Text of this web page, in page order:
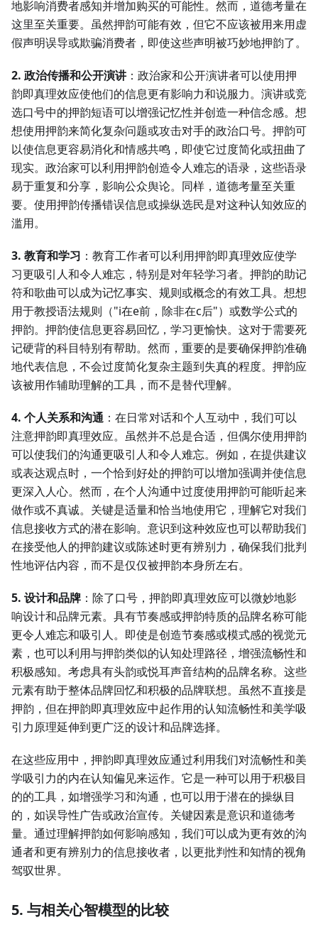
地影响消费者感知并增加购买的可能性。然而，道德考量在
这里至关重要。虽然押韵可能有效，但它不应该被用来用虚
假声明误导或欺骗消费者，即使这些声明被巧妙地押韵了。
2. 政治传播和公开演讲 ：政治家和公开演讲者可以使用押
韵即真理效应使他们的信息更有影响力和说服力。演讲或竞
选口号中的押韵短语可以增强记忆性并创造一种信念感。想
想使用押韵来简化复杂问题或攻击对手的政治口号。押韵可
以使信息更容易消化和情感共鸣，即使它过度简化或扭曲了
现实。政治家可以利用押韵创造令人难忘的语录，这些语录
易于重复和分享，影响公众舆论。同样，道德考量至关重
要。使用押韵传播错误信息或操纵选民是对这种认知效应的
滥用。
3. 教育和学习 ：教育工作者可以利用押韵即真理效应使学
习更吸引人和令人难忘，特别是对年轻学习者。押韵的助记
符和歌曲可以成为记忆事实、规则或概念的有效工具。想想
用于教授语法规则（"i在e前，除非在c后"）或数学公式的
押韵。押韵使信息更容易回忆，学习更愉快。这对于需要死
记硬背的科目特别有帮助。然而，重要的是要确保押韵准确
地代表信息，不会过度简化复杂主题到失真的程度。押韵应
该被用作辅助理解的工具，而不是替代理解。
4. 个人关系和沟通 ：在日常对话和个人互动中，我们可以
注意押韵即真理效应。虽然并不总是合适，但偶尔使用押韵
可以使我们的沟通更吸引人和令人难忘。例如，在提供建议
或表达观点时，一个恰到好处的押韵可以增加强调并使信息
更深入人心。然而，在个人沟通中过度使用押韵可能听起来
做作或不真诚。关键是适量和恰当地使用它，理解它对我们
信息接收方式的潜在影响。意识到这种效应也可以帮助我们
在接受他人的押韵建议或陈述时更有辨别力，确保我们批判
性地评估内容，而不是仅仅被押韵本身所左右。
5. 设计和品牌 ：除了口号，押韵即真理效应可以微妙地影
响设计和品牌元素。具有节奏感或押韵特质的品牌名称可能
更令人难忘和吸引人。即使是创造节奏感或模式感的视觉元
素，也可以利用与押韵类似的认知处理路径，增强流畅性和
积极感知。考虑具有头韵或悦耳声音结构的品牌名称。这些
元素有助于整体品牌回忆和积极的品牌联想。虽然不直接是
押韵，但在押韵即真理效应中起作用的认知流畅性和美学吸
引力原理延伸到更广泛的设计和品牌选择。
在这些应用中，押韵即真理效应通过利用我们对流畅性和美
学吸引力的内在认知偏见来运作。它是一种可以用于积极目
的的工具，如增强学习和沟通，也可以用于潜在的操纵目
的，如误导性广告或政治宣传。关键因素是意识和道德考
量。通过理解押韵如何影响感知，我们可以成为更有效的沟
通者和更有辨别力的信息接收者，以更批判性和知情的视角
驾驭世界。
5. 与相关心智模型的比较